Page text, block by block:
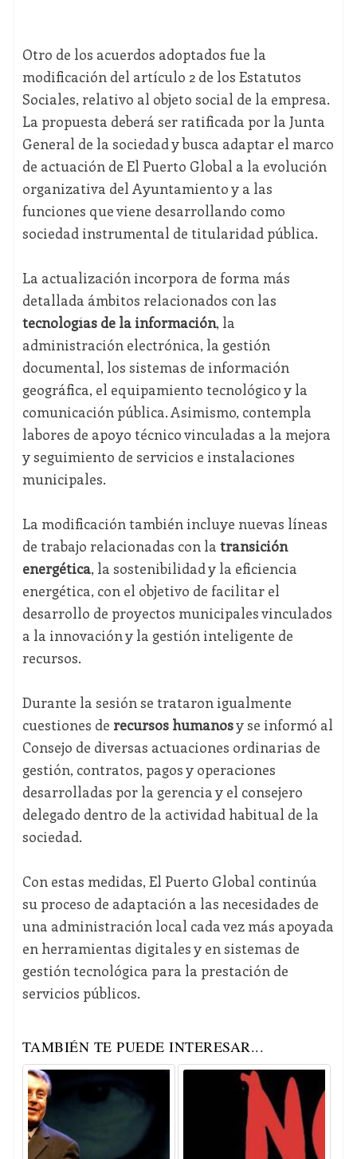
Otro de los acuerdos adoptados fue la
modificación del artículo 2 de los Estatutos
Sociales, relativo al objeto social de la empresa.
La propuesta deberá ser ratificada por la Junta
General de la sociedad y busca adaptar el marco
de actuación de El Puerto Global a la evolución
organizativa del Ayuntamiento y a las
funciones que viene desarrollando como
sociedad instrumental de titularidad pública.
La actualización incorpora de forma más
detallada ámbitos relacionados con las
tecnologías de la información, la
administración electrónica, la gestión
documental, los sistemas de información
geográfica, el equipamiento tecnológico y la
comunicación pública. Asimismo, contempla
labores de apoyo técnico vinculadas a la mejora
y seguimiento de servicios e instalaciones
municipales.
La modificación también incluye nuevas líneas
de trabajo relacionadas con la transición
energética, la sostenibilidad y la eficiencia
energética, con el objetivo de facilitar el
desarrollo de proyectos municipales vinculados
a la innovación y la gestión inteligente de
recursos.
Durante la sesión se trataron igualmente
cuestiones de recursos humanosy se informó al
Consejo de diversas actuaciones ordinarias de
gestión, contratos, pagos y operaciones
desarrolladas por la gerencia y el consejero
delegado dentro de la actividad habitual de la
sociedad.
Con estas medidas, El Puerto Global continúa
su proceso de adaptación a las necesidades de
una administración local cada vez más apoyada
en herramientas digitales y en sistemas de
gestión tecnológica para la prestación de
servicios públicos.
TAMBIÉN TE PUEDE INTERESAR...